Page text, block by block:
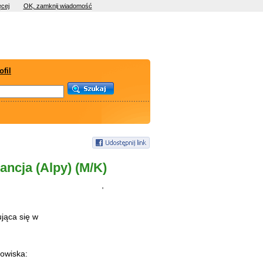
(Alpy) (M/K)
się w
'
OK, zamknij wiadomość